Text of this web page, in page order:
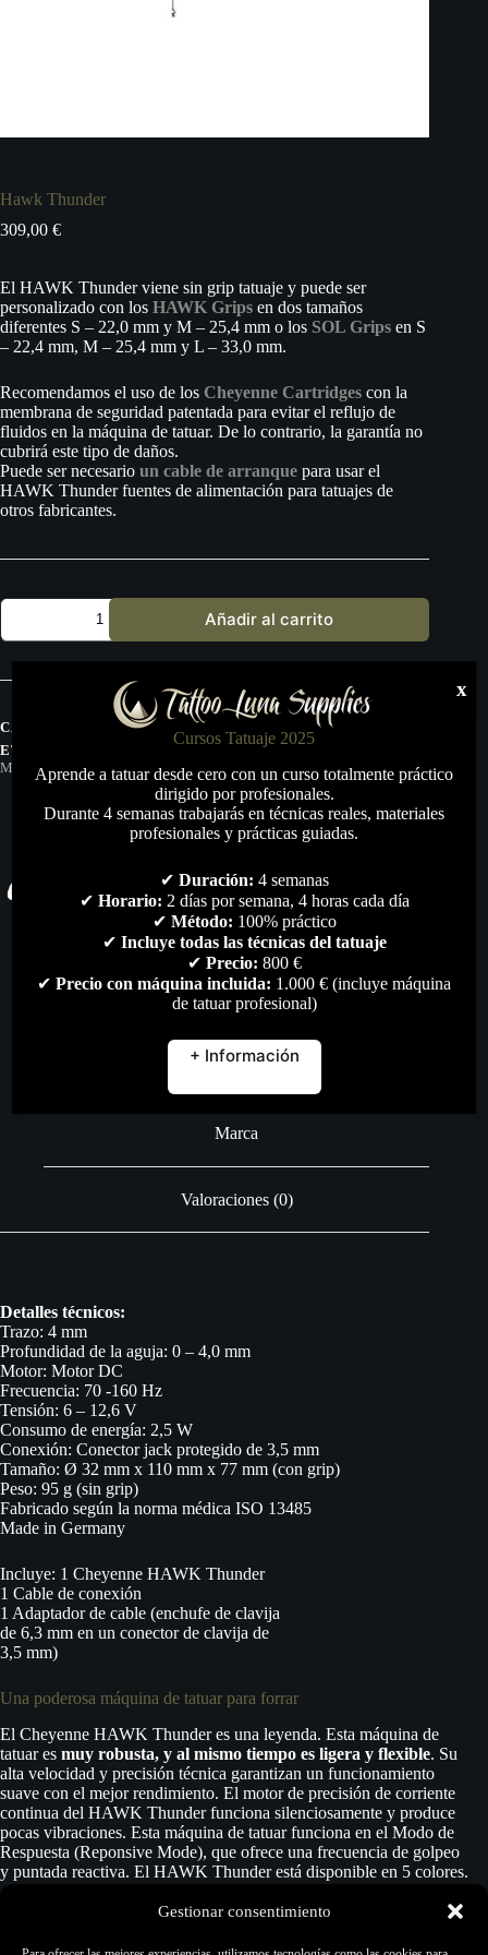
Gestionar consentimiento
Hawk Thunder
309,00 €
El HAWK Thunder viene sin grip tatuaje y puede ser
personalizado con los HAWK Grips en dos tamaños
diferentes S – 22,0 mm y M – 25,4 mm o los SOL Grips en S
– 22,4 mm, M – 25,4 mm y L – 33,0 mm.
Recomendamos el uso de los Cheyenne Cartridges con la
membrana de seguridad patentada para evitar el reflujo de
fluidos en la máquina de tatuar. De lo contrario, la garantía no
cubrirá este tipo de daños.
Puede ser necesario un cable de arranque para usar el
HAWK Thunder fuentes de alimentación para tatuajes de
otros fabricantes.
Hawk
cantidad
Añadir al carrito
CATEGORÍAS: MAQUINAS DE TATUAR
TODO
ETIQUETAS:
CHEYENNE,HAWK,HAWK-THUNDER
MACHINE
TATTOO TATUAJE
Descripción
Marca
Valoraciones (0)
Detalles técnicos:
Trazo: 4 mm
Profundidad de la aguja: 0 – 4,0 mm
Motor: Motor DC
Frecuencia: 70 -160 Hz
Tensión: 6 – 12,6 V
Consumo de energía: 2,5 W
Conexión: Conector jack protegido de 3,5 mm
Tamaño: Ø 32 mm x 110 mm x 77 mm (con grip)
Peso: 95 g (sin grip)
Fabricado según la norma médica ISO 13485
Made in Germany
Incluye: 1 Cheyenne HAWK Thunder
1 Cable de conexión
1 Adaptador de cable (enchufe de clavija
de 6,3 mm en un conector de clavija de
3,5 mm)
Una poderosa máquina de tatuar para forrar
El Cheyenne HAWK Thunder es una leyenda. Esta máquina de
tatuar es muy robusta, y al mismo tiempo es ligera y flexible. Su
alta velocidad y precisión técnica garantizan un funcionamiento
suave con el mejor rendimiento. El motor de precisión de corriente
continua del HAWK Thunder funciona silenciosamente y produce
pocas vibraciones. Esta máquina de tatuar funciona en el Modo de
Respuesta (Reponsive Mode), que ofrece una frecuencia de golpeo
y puntada reactiva. El HAWK Thunder está disponible en 5 colores.
trazo de 4 mmy a su mayor potencia, el HAWK
Cursos Tatuaje 2025
Aprende a tatuar desde cero con un curso totalmente práctico
dirigido por profesionales.
Durante 4 semanas trabajarás en técnicas reales, materiales
profesionales y prácticas guiadas.
✔ Duración: 4 semanas
✔ Horario: 2 días por semana, 4 horas cada día
✔ Método: 100% práctico
✔ Incluye todas las técnicas del tatuaje
✔ Precio: 800 €
✔ Precio con máquina incluida: 1.000 € (incluye máquina
de tatuar profesional)
+ Información
x